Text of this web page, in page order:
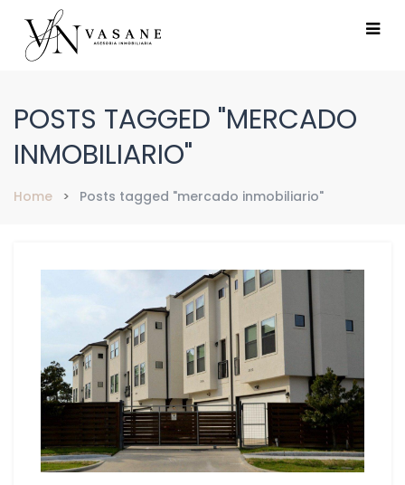
POSTS TAGGED "MERCADO
INMOBILIARIO"
Home Posts tagged "mercado inmobiliario"